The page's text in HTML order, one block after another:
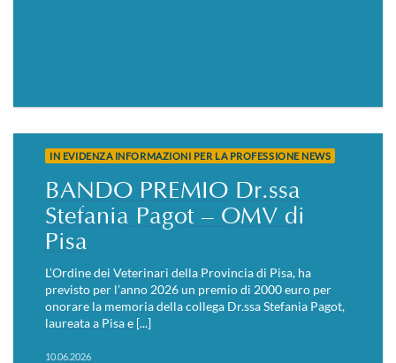
IN EVIDENZA INFORMAZIONI PER LA PROFESSIONE NEWS
BANDO PREMIO Dr.ssa
Stefania Pagot – OMV di
Pisa
L’Ordine dei Veterinari della Provincia di Pisa, ha
previsto per l’anno 2026 un premio di 2000 euro per
onorare la memoria della collega Dr.ssa Stefania Pagot,
laureata a Pisa e [...]
10.06.2026